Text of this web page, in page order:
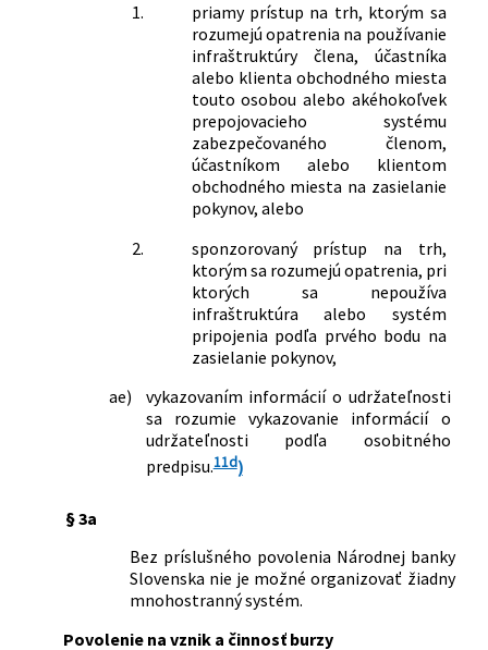
1.
priamy prístup na trh, ktorým sa
rozumejú opatrenia na používanie
infraštruktúry člena, účastníka
alebo klienta obchodného miesta
touto osobou alebo akéhokoľvek
prepojovacieho systému
zabezpečovaného členom,
účastníkom alebo klientom
obchodného miesta na zasielanie
pokynov, alebo
2.
sponzorovaný prístup na trh,
ktorým sa rozumejú opatrenia, pri
ktorých sa nepoužíva
infraštruktúra alebo systém
pripojenia podľa prvého bodu na
zasielanie pokynov,
ae)
vykazovaním informácií o udržateľnosti
sa rozumie vykazovanie informácií o
udržateľnosti podľa osobitného
predpisu.11d)
§ 3a
Bez príslušného povolenia Národnej banky
Slovenska nie je možné organizovať žiadny
mnohostranný systém.
Povolenie na vznik a činnosť burzy